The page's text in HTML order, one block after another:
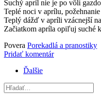
Suchý apríl nie je po vôli
Teplé noci v aprílu,
Teplý dážď v apríli vzácnejší
Začiatkom apríla opiľuj suché
Povera Porekadlá a pranostiky
Pridať komentár
Ďalšie